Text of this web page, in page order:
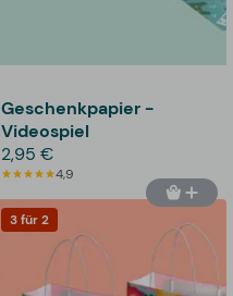
Geschenkpapier -
Videospiel
2,95 €
4,9
3 für 2